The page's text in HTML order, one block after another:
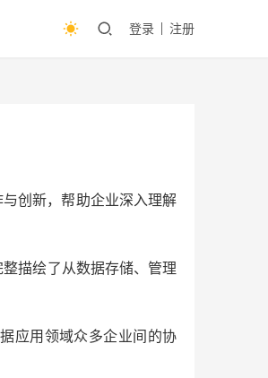
登录 注册
创新，帮助企业深入理解
描绘了从数据存储、管理
应用领域众多企业间的协